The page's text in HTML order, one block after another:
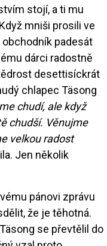
stojí, a ti mu
mniši prosili ve
padesát
dárci radostně
desettisíckrát
chlapec Täsong
chudí, ale když
chudší. Věnujme
velkou radost
Jen několik
pánovi zprávu
že je těhotná.
se převtělil do